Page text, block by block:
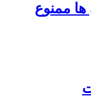
ممنوع